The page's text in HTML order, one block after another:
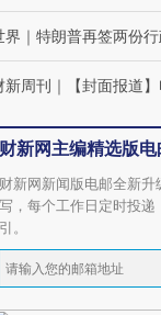
界 ｜ 特朗普再签两份
新周刊 ｜ 【封面报道
财新网主编精选版电
财新网新闻版电邮全新
写，每个工作日定时投
引。